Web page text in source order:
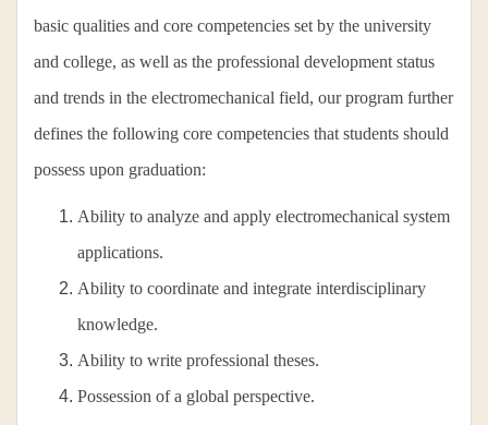
basic qualities and core competencies set by the university
and college, as well as the professional development status
and trends in the electromechanical field, our program further
defines the following core competencies that students should
possess upon graduation:
Ability to analyze and apply electromechanical system
applications.
Ability to coordinate and integrate interdisciplinary
knowledge.
Ability to write professional theses.
Possession of a global perspective.